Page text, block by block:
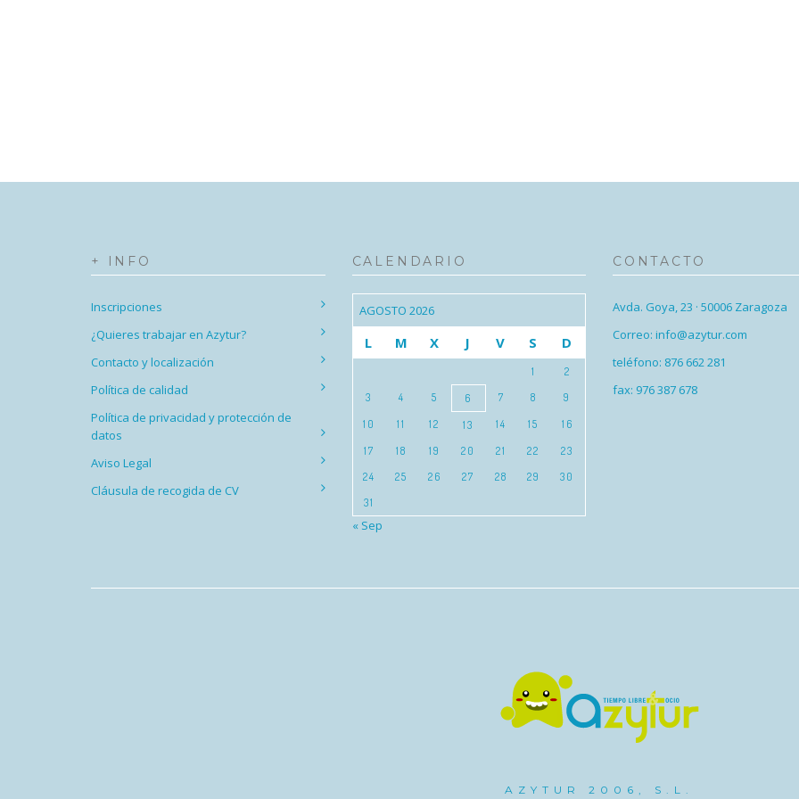
+ INFO
Inscripciones
¿Quieres trabajar en Azytur?
Contacto y localización
Política de calidad
Política de privacidad y protección de
datos
Aviso Legal
Cláusula de recogida de CV
CALENDARIO
AGOSTO 2026
L M X J V S D
1
2
3
4 5 6 7 8
9
10
11 12 13 14 15
16
17
18 19 20 21 22
23
24
25 26 27 28 29
30
31
« Sep
CONTACTO
Avda. Goya, 23 · 50006 Zaragoza
Correo: info@azytur.com
teléfono: 876 662 281
fax: 976 387 678
AZYTUR 2006, S.L.